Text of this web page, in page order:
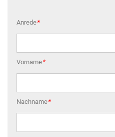
Anrede*
Vorname*
Nachname*